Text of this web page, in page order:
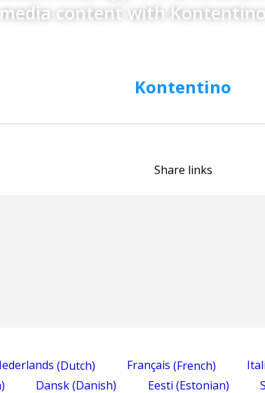
content with Kontentino
Kontentino
Share links
(Dutch) Français (French)
) Dansk(Danish) Eesti (Estonian)